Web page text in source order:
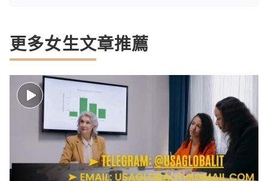
更多女生文章推薦